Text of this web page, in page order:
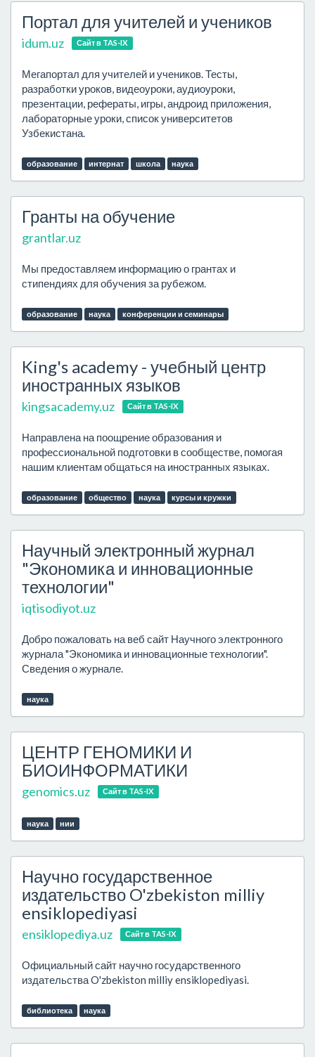
Портал для учителей и учеников
idum.uz Сайт в TAS-IX
Мегапортал для учителей и учеников. Тесты,
разработки уроков, видеоуроки, аудиоуроки,
презентации, рефераты, игры, андроид приложения,
лабораторные уроки, список университетов
Узбекистана.
образование интернат школа наука
Гранты на обучение
grantlar.uz
Мы предоставляем информацию о грантах и
стипендиях для обучения за рубежом.
образование наука конференции и семинары
King's academy - учебный центр
иностранных языков
kingsacademy.uz Сайт в TAS-IX
Направлена на поощрение образования и
профессиональной подготовки в сообществе, помогая
нашим клиентам общаться на иностранных языках.
образование общество наука курсы и кружки
Научный электронный журнал
"Экономика и инновационные
технологии"
iqtisodiyot.uz
Добро пожаловать на веб сайт Научного электронного
журнала "Экономика и инновационные технологии".
Сведения о журнале.
наука
ЦЕНТР ГЕНОМИКИ И
БИОИНФОРМАТИКИ
genomics.uz Сайт в TAS-IX
наука нии
Научно государственное
издательство O'zbekiston milliy
ensiklopediyasi
ensiklopediya.uz Сайт в TAS-IX
Официальный сайт научно государственного
издательства O'zbekiston milliy ensiklopediyasi.
библиотека наука